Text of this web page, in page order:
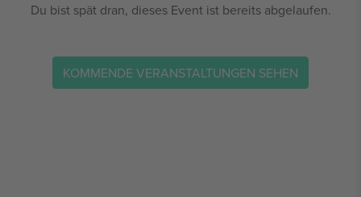
Du bist spät dran, dieses Event ist bereits abgelaufen.
KOMMENDE VERANSTALTUNGEN SEHEN